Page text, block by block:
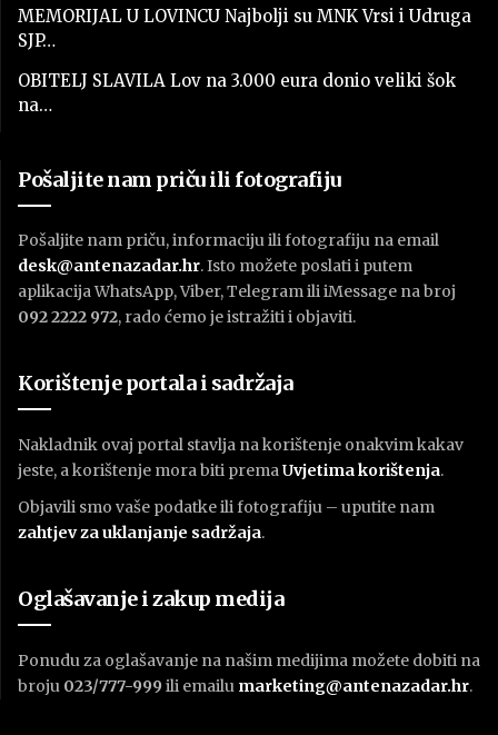
MEMORIJAL U LOVINCU Najbolji su MNK Vrsi i Udruga
SJP…
OBITELJ SLAVILA Lov na 3.000 eura donio veliki šok
na…
Pošaljite nam priču ili fotografiju
Pošaljite nam priču, informaciju ili fotografiju na email
desk@antenazadar.hr. Isto možete poslati i putem
aplikacija WhatsApp, Viber, Telegram ili iMessage na broj
092 2222 972, rado ćemo je istražiti i objaviti.
Korištenje portala i sadržaja
Nakladnik ovaj portal stavlja na korištenje onakvim kakav
jeste, a korištenje mora biti premaUvjetima korištenja.
Objavili smo vaše podatke ili fotografiju – uputite nam
zahtjev za uklanjanje sadržaja.
Oglašavanje i zakup medija
Ponudu za oglašavanje na našim medijima možete dobiti na
broju 023/777-999 ili emailu marketing@antenazadar.hr.